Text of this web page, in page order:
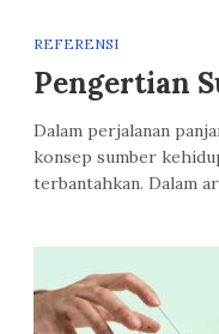
REFERENSI
Pengertian
Dalam perjalanan
konsep sumber
terbantahkan. Dalam